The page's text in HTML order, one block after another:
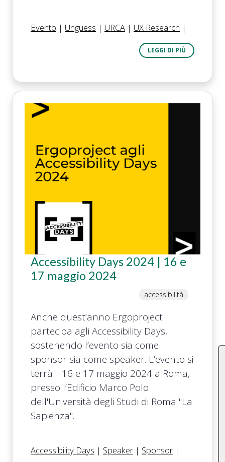
Evento | Unguess | URCA | UX Research |
LEGGI DI PIÙ
Accessibility Days 2024 | 16 e
17 maggio 2024
accessibilità
Anche quest’anno Ergoproject
partecipa agli Accessibility Days,
sostenendo l’evento sia come
sponsor sia come speaker. L’evento si
terrà il 16 e 17 maggio 2024 a Roma,
presso l’Edificio Marco Polo
dell'Università degli Studi di Roma "La
Sapienza".
Accessibility Days | Speaker | Sponsor |